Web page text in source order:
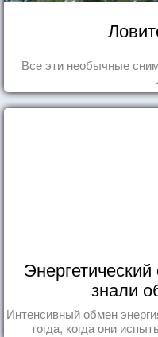
Все эти необычные
знали
Интенсивный обмен
тогда, когда они